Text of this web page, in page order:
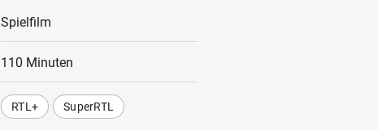
Spielfilm
110 Minuten
RTL+ SuperRTL